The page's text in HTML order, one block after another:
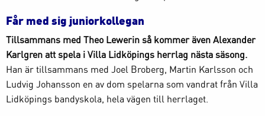
Får med sig juniorkollegan
Tillsammans med Theo Lewerin så kommer även Alexander
Karlgren att spela i Villa Lidköpings herrlag nästa säsong.
Han är tillsammans med Joel Broberg, Martin Karlsson och
Ludvig Johansson en av dom spelarna som vandrat från Villa
Lidköpings bandyskola, hela vägen till herrlaget.